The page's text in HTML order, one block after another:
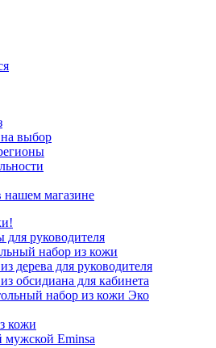
на выбор
магазине
руководителя
набор из кожи
дерева для руководителя
обсидиана для кабинета
набор из кожи Эко
кожи
Eminsa